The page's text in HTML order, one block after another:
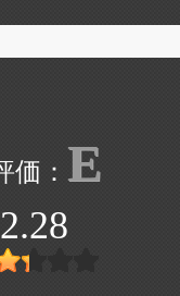
E
2.28